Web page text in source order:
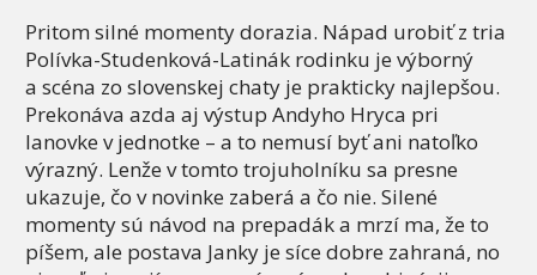
Pritom silné momenty dorazia. Nápad urobiť z tria
Polívka-Studenková-Latinák rodinku je výborný
a scéna zo slovenskej chaty je prakticky najlepšou.
Prekonáva azda aj výstup Andyho Hryca pri
lanovke v jednotke – a to nemusí byť ani natoľko
výrazný. Lenže v tomto trojuholníku sa presne
ukazuje, čo v novinke zaberá a čo nie. Silené
momenty sú návod na prepadák a mrzí ma, že to
píšem, ale postava Janky je síce dobre zahraná, no